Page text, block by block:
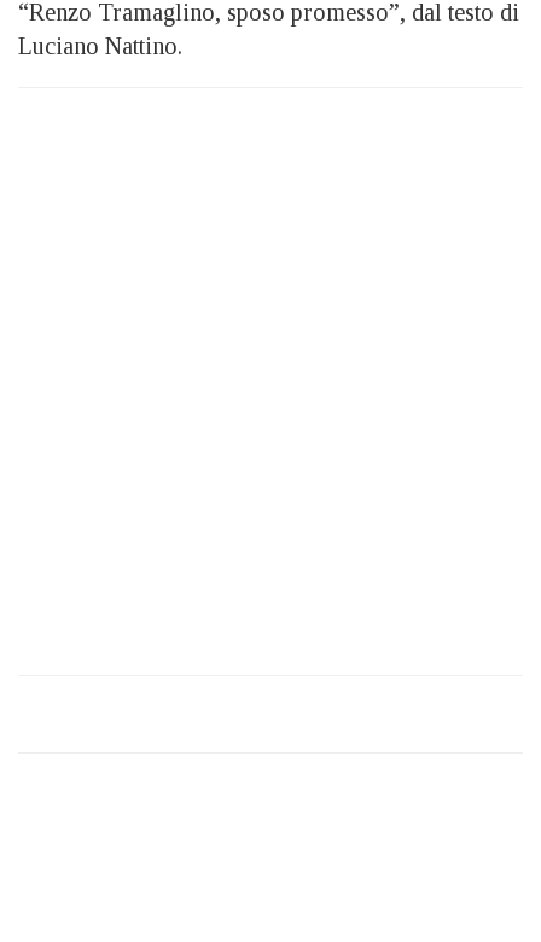
“Renzo Tramaglino, sposo promesso”, dal testo di
Luciano Nattino.